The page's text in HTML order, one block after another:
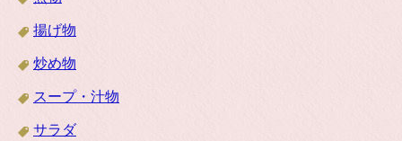
揚げ物
炒め物
スープ・汁物
サラダ